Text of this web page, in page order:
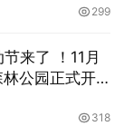
299
来了 ！11月
林公园正式开
318